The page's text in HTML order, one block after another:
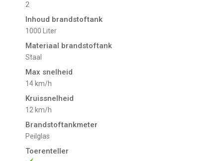
2
Inhoud brandstoftank
1000 Liter
Materiaal brandstoftank
Staal
Max snelheid
14 km/h
Kruissnelheid
12 km/h
Brandstoftankmeter
Peilglas
Toerenteller